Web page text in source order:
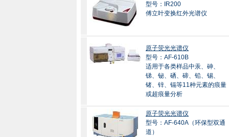
型号：IR200
傅立叶变换红外光谱仪
原子荧光光谱仪
型号：AF-610B
适用于各类样品中汞、砷、
锑、铋、硒、碲、铅、锡、
锗、锌、镉等11种元素的痕量
或超痕量分析
原子荧光光谱仪
型号：AF-640A（环保型双通
道）